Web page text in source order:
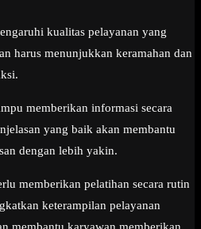
kualitas pelayanan yang
harus menunjukkan keramahan dan
memberikan informasi secara
yang baik akan membantu
dengan lebih yakin.
memberikan pelatihan secara rutin
keterampilan pelayanan